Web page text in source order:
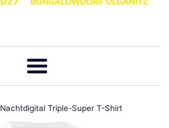
Menü
Nachtdigital Triple-Super T-Shirt